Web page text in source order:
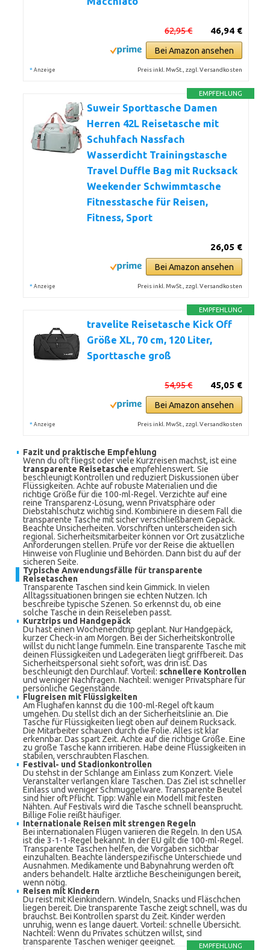
46,94 €
62,95 €
Bei Amazon ansehen
* Anzeige Preis inkl. MwSt., zzgl. Versandkosten
EMPFEHLUNG
Suweir Sporttasche Damen
Herren 42L Reisetasche mit
Schuhfach Nassfach
Wasserdicht Trainingstasche
Travel Duffle Bag mit Rucksack
Weekender Schwimmtasche
Fitnesstasche für Reisen,
Fitness, Sport
26,05 €
Bei Amazon ansehen
* Anzeige Preis inkl. MwSt., zzgl. Versandkosten
EMPFEHLUNG
travelite Reisetasche Kick Off
Größe XL, 70 cm, 120 Liter,
Sporttasche groß
45,05 €
54,95 €
Bei Amazon ansehen
* Anzeige Preis inkl. MwSt., zzgl. Versandkosten
Fazit und praktische Empfehlung
Wenn du oft fliegst oder viele Kurzreisen machst, ist eine
transparente Reisetasche empfehlenswert. Sie
beschleunigt Kontrollen und reduziert Diskussionen über
Flüssigkeiten. Achte auf robuste Materialien und die
richtige Größe für die 100-ml-Regel. Verzichte auf eine
reine Transparenz-Lösung, wenn Privatsphäre oder
Diebstahlschutz wichtig sind. Kombiniere in diesem Fall die
transparente Tasche mit sicher verschließbarem Gepäck.
Beachte Unsicherheiten. Vorschriften unterscheiden sich
regional. Sicherheitsmitarbeiter können vor Ort zusätzliche
Anforderungen stellen. Prüfe vor der Reise die aktuellen
Hinweise von Fluglinie und Behörden. Dann bist du auf der
sicheren Seite.
Typische Anwendungsfälle für transparente
Reisetaschen
Transparente Taschen sind kein Gimmick. In vielen
Alltagssituationen bringen sie echten Nutzen. Ich
beschreibe typische Szenen. So erkennst du, ob eine
solche Tasche in dein Reiseleben passt.
Kurztrips und Handgepäck
Du hast einen Wochenendtrip geplant. Nur Handgepäck,
kurzer Check-in am Morgen. Bei der Sicherheitskontrolle
willst du nicht lange fummeln. Eine transparente Tasche mit
deinen Flüssigkeiten und Ladegeräten liegt griffbereit. Das
Sicherheitspersonal sieht sofort, was drin ist. Das
beschleunigt den Durchlauf. Vorteil: schnellere Kontrollen
und weniger Nachfragen. Nachteil: weniger Privatsphäre für
persönliche Gegenstände.
Flugreisen mit Flüssigkeiten
Am Flughafen kannst du die 100-ml-Regel oft kaum
umgehen. Du stellst dich an der Sicherheitslinie an. Die
Tasche für Flüssigkeiten liegt oben auf deinem Rucksack.
Die Mitarbeiter schauen durch die Folie. Alles ist klar
erkennbar. Das spart Zeit. Achte auf die richtige Größe. Eine
zu große Tasche kann irritieren. Habe deine Flüssigkeiten in
stabilen, verschraubten Flaschen.
Festival- und Stadionkontrollen
Du stehst in der Schlange am Einlass zum Konzert. Viele
Veranstalter verlangen klare Taschen. Das Ziel ist schneller
Einlass und weniger Schmuggelware. Transparente Beutel
sind hier oft Pflicht. Tipp: Wähle ein Modell mit festen
Nähten. Auf Festivals wird die Tasche schnell beansprucht.
Billige Folie reißt häufiger.
Internationale Reisen mit strengen Regeln
Bei internationalen Flügen variieren die Regeln. In den USA
ist die 3-1-1-Regel bekannt. In der EU gilt die 100-ml-Regel.
Transparente Taschen helfen, die Vorgaben sichtbar
einzuhalten. Beachte länderspezifische Unterschiede und
Ausnahmen. Medikamente und Babynahrung werden oft
anders behandelt. Halte ärztliche Bescheinigungen bereit,
wenn nötig.
Reisen mit Kindern
Du reist mit Kleinkindern. Windeln, Snacks und Fläschchen
liegen bereit. Die transparente Tasche zeigt schnell, was du
brauchst. Bei Kontrollen sparst du Zeit. Kinder werden
unruhig, wenn es lange dauert. Vorteil: schnelle Übersicht.
Nachteil: Wenn du Privates schützen willst, sind
transparente Taschen weniger geeignet.
EMPFEHLUNG